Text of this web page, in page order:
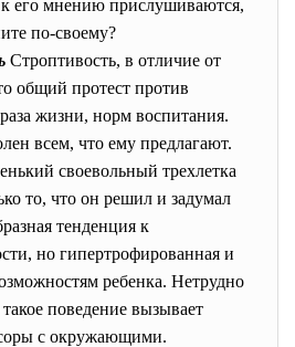
к его мнению прислушиваются,
по-своему?
Строптивость, в отличие от
общий протест против
жизни, норм воспитания.
всем, что ему предлагают.
своевольный трехлетка
то, что он решил и задумал
тенденция к
но гипертрофированная и
ребенка. Нетрудно
такое поведение вызывает
с окружающими.